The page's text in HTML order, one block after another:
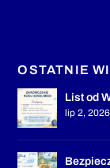
OSTATNIE
List od
lip 2, 2026